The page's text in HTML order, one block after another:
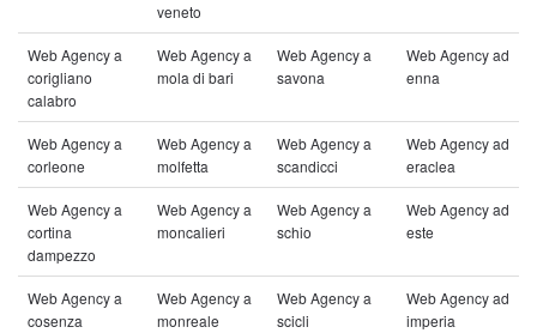
veneto
Web Agency a
corigliano
calabro
Web Agency a
mola di bari
Web Agency a
savona
Web Agency ad
enna
Web Agency a
corleone
Web Agency a
molfetta
Web Agency a
scandicci
Web Agency ad
eraclea
Web Agency a
cortina
dampezzo
Web Agency a
moncalieri
Web Agency a
schio
Web Agency ad
este
Web Agency a
cosenza
Web Agency a
monreale
Web Agency a
scicli
Web Agency ad
imperia